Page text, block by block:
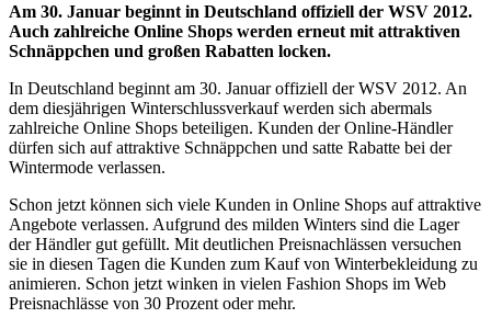
Am 30. Januar beginnt in Deutschland offiziell der WSV 2012.
Auch zahlreiche Online Shops werden erneut mit attraktiven
Schnäppchen und großen Rabatten locken.
In Deutschland beginnt am 30. Januar offiziell der WSV 2012. An
dem diesjährigen Winterschlussverkauf werden sich abermals
zahlreiche Online Shops beteiligen. Kunden der Online-Händler
dürfen sich auf attraktive Schnäppchen und satte Rabatte bei der
Wintermode verlassen.
Schon jetzt können sich viele Kunden in Online Shops auf attraktive
Angebote verlassen. Aufgrund des milden Winters sind die Lager
der Händler gut gefüllt. Mit deutlichen Preisnachlässen versuchen
sie in diesen Tagen die Kunden zum Kauf von Winterbekleidung zu
animieren. Schon jetzt winken in vielen Fashion Shops im Web
Preisnachlässe von 30 Prozent oder mehr.